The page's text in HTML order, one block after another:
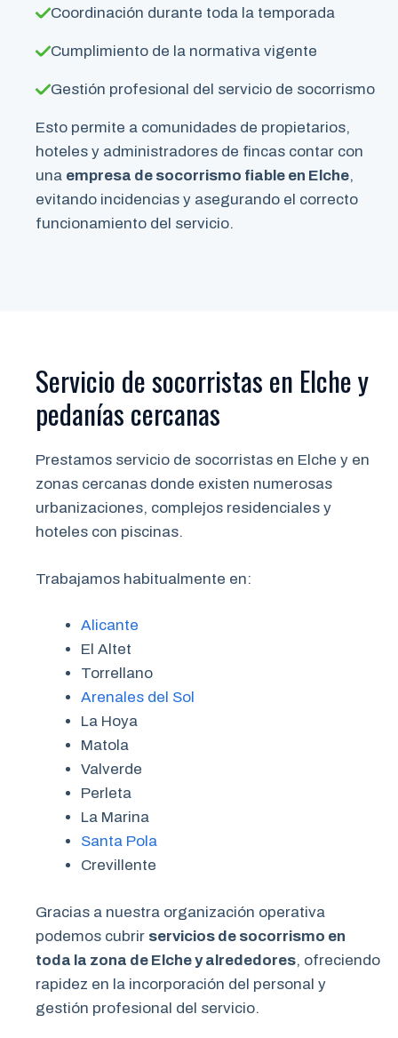
Coordinación durante toda la temporada
Cumplimiento de la normativa vigente
Gestión profesional del servicio de socorrismo
Esto permite a comunidades de propietarios,
hoteles y administradores de fincas contar con
una empresa de socorrismo fiable en Elche,
evitando incidencias y asegurando el correcto
funcionamiento del servicio.
Servicio de socorristas en Elche y
pedanías cercanas
Prestamos servicio de socorristas en Elche y en
zonas cercanas donde existen numerosas
urbanizaciones, complejos residenciales y
hoteles con piscinas.
Trabajamos habitualmente en:
Alicante
El Altet
Torrellano
Arenales del Sol
La Hoya
Matola
Valverde
Perleta
La Marina
Santa Pola
Crevillente
Gracias a nuestra organización operativa
podemos cubrir servicios de socorrismo en
toda la zona de Elche y alrededores, ofreciendo
rapidez en la incorporación del personal y
gestión profesional del servicio.